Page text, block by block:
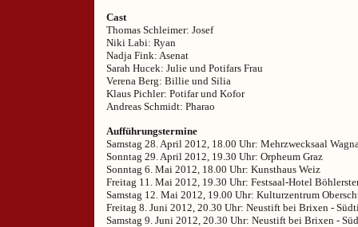
Cast
Thomas Schleimer: Josef
Niki Labi: Ryan
Nadja Fink: Asenat
Sarah Hucek: Julie und Potifars Frau
Verena Berg: Billie und Silia
Klaus Pichler: Potifar und Kofor
Andreas Schmidt: Pharao
Aufführungstermine
Samstag 28. April 2012, 18.00 Uhr: Mehrzwecksaal
Sonntag 29. April 2012, 19.30 Uhr: Orpheum Graz
Sonntag 6. Mai 2012, 18.00 Uhr: Kunsthaus Weiz
Freitag 11. Mai 2012, 19.30 Uhr: Festsaal-Hotel
Samstag 12. Mai 2012, 19.00 Uhr: Kulturzentrum
Freitag 8. Juni 2012, 20.30 Uhr: Neustift bei Brixen -
Samstag 9. Juni 2012, 20.30 Uhr: Neustift bei Brixen -